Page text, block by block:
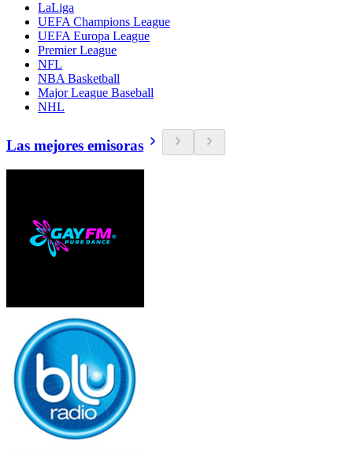
LaLiga
UEFA Champions League
UEFA Europa League
Premier League
NFL
NBA Basketball
Major League Baseball
NHL
Las mejores emisoras